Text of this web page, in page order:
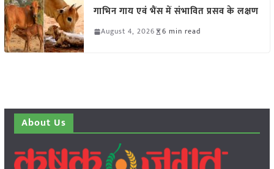
गाभिन गाय एवं भैंस में संभावित प्रसव के लक्षण
August 4, 2026 6 min read
About Us